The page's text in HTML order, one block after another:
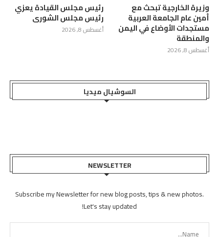
وزيرة الخارجية تبحث مع
أمين عام الجامعة العربية
مستجدات الأوضاع في اليمن
والمنطقة
أغسطس 8, 2026
رئيس مجلس القيادة يعزي
رئيس مجلس الشورى
أغسطس 8, 2026
السوشيال ميديا
NEWSLETTER
Subscribe my Newsletter for new blog posts, tips & new photos.
Let's stay updated!